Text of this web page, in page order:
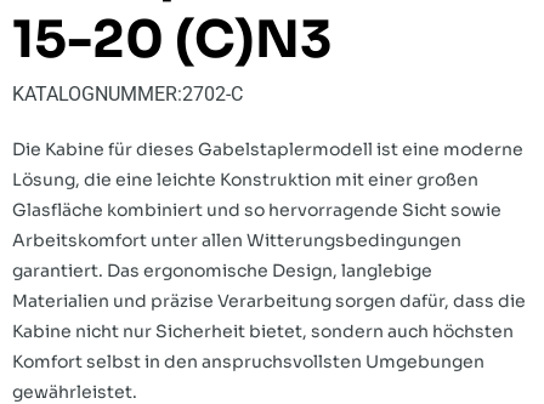
15-20 (C)N3
KATALOGNUMMER:2702-C
Die Kabine für dieses Gabelstaplermodell ist eine moderne
Lösung, die eine leichte Konstruktion mit einer großen
Glasfläche kombiniert und so hervorragende Sicht sowie
Arbeitskomfort unter allen Witterungsbedingungen
garantiert. Das ergonomische Design, langlebige
Materialien und präzise Verarbeitung sorgen dafür, dass die
Kabine nicht nur Sicherheit bietet, sondern auch höchsten
Komfort selbst in den anspruchsvollsten Umgebungen
gewährleistet.